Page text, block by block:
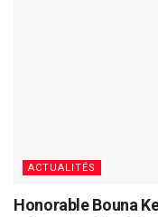
ACTUALITÉS
Honorable Bouna